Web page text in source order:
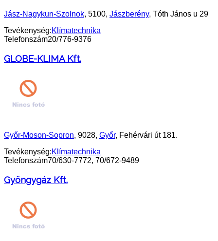
Jász-Nagykun-Szolnok, 5100, Jászberény, Tóth János u 29
Tevékenység:Klímatechnika
Telefonszám20/776-9376
GLOBE-KLIMA Kft.
Győr-Moson-Sopron, 9028, Győr, Fehérvári út 181.
Tevékenység:Klímatechnika
Telefonszám70/630-7772, 70/672-9489
Gyöngygáz Kft.